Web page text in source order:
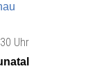
Uhr